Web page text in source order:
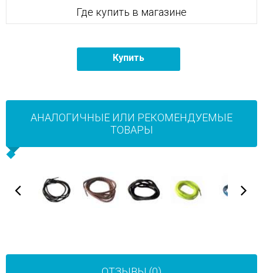
Где купить в магазине
Купить
АНАЛОГИЧНЫЕ ИЛИ РЕКОМЕНДУЕМЫЕ
ТОВАРЫ